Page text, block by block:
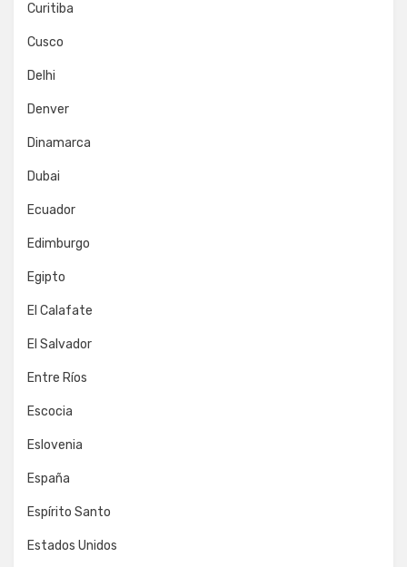
Curitiba
Cusco
Delhi
Denver
Dinamarca
Dubai
Ecuador
Edimburgo
Egipto
El Calafate
El Salvador
Entre Ríos
Escocia
Eslovenia
España
Espírito Santo
Estados Unidos